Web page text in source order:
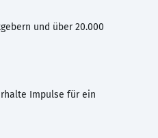
und über 20.000
Impulse für ein